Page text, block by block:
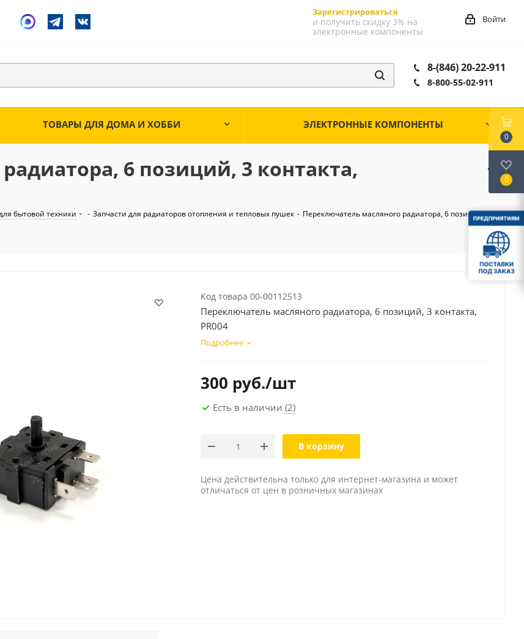
Зарегистрироваться
и получить скидку 3% на
электронные компоненты
Войти
8-(846) 20-22-911
8-800-55-02-911
ТОВАРЫ ДЛЯ ДОМА И ХОББИ ЭЛЕКТРОННЫЕ КОМПОНЕНТЫ
6 позиций, 3 контакта,
бытовой техники - Запчасти для радиаторов отопления и тепловых пушек - Переключатель масляного радиатора, 6 позиций, 3
Код товара 00-00112513
Переключатель масляного радиатора, 6 позиций, 3 контакта,
PR004
Подробнее
300 руб./шт
Есть в наличии (2)
В корзину
Цена действительна только для интернет-магазина и может
отличаться от цен в розничных магазинах
0
0